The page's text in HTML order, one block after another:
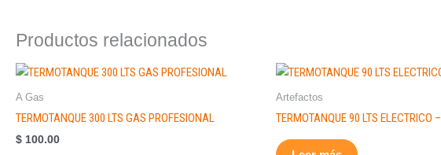
Productos relacionados
A Gas
TERMOTANQUE 300 LTS GAS PROFESIONAL
$ 100.00
Este
Artefactos
TERMOTANQUE 90 LTS ELECTRICO –